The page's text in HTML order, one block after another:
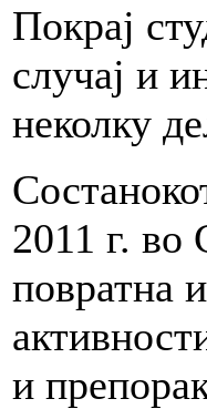
Покрај
случај и
неколку
2011 г. во
повратна
и